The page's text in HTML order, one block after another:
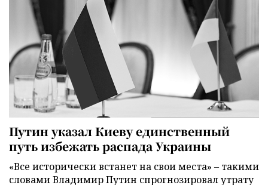
Путин указал Киеву единственный
путь избежать распада Украины
«Все исторически встанет на свои места» – такими
словами Владимир Путин спрогнозировал утрату